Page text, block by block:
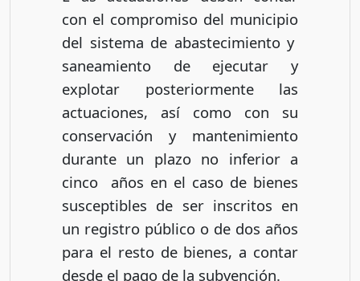
con el compromiso del municipio
del sistema de abastecimiento y
saneamiento de ejecutar y
explotar posteriormente las
actuaciones, así como con su
conservación y mantenimiento
durante un plazo no inferior a
cinco años en el caso de bienes
susceptibles de ser inscritos en
un registro público o de dos años
para el resto de bienes, a contar
desde el pago de la subvención.